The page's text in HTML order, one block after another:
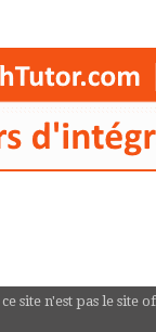
site n'est pas le site